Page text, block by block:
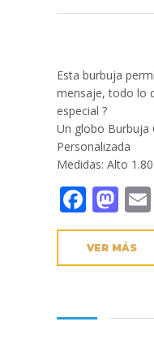
Esta burbuja
mensaje, todo lo
especial ?
Un globo Burbuja
Personalizada
Medidas: Alto
VER MÁS